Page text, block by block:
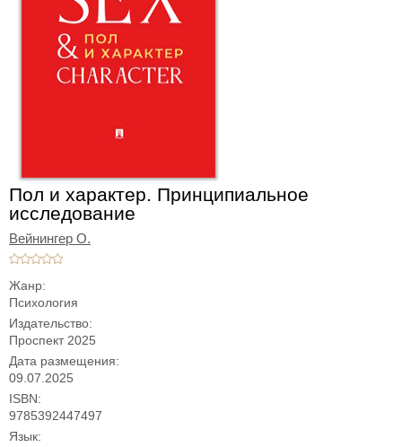
Пол и характер. Принципиальное
исследование
Вейнингер О.
Жанр:
Психология
Издательство:
Проспект 2025
Дата размещения:
09.07.2025
ISBN:
9785392447497
Язык: